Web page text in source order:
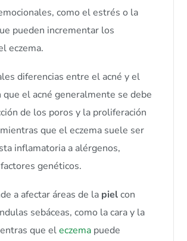
como el estrés o la
pueden incrementar los
eczema.
diferencias entre el acné y el
que el acné generalmente se debe
de los poros y la proliferación
que el eczema suele ser
inflamatoria a alérgenos,
genéticos.
a afectar áreas de la pielcon
sebáceas, como la cara y la
que eleczema puede